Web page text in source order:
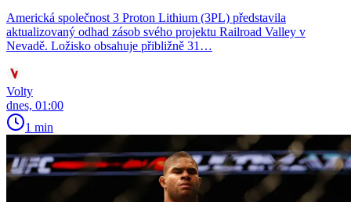
Americká společnost 3 Proton Lithium (3PL) představila
aktualizovaný odhad zásob svého projektu Railroad Valley v
Nevadě. Ložisko obsahuje přibližně 31…
Volty
dnes, 01:00
1 min